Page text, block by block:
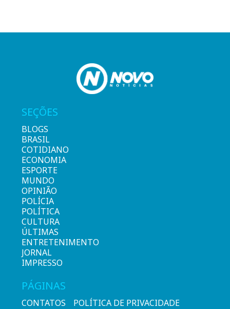
SEÇÕES
BLOGS
BRASIL
COTIDIANO
ECONOMIA
ESPORTE
MUNDO
OPINIÃO
POLÍCIA
POLÍTICA
CULTURA
ÚLTIMAS
ENTRETENIMENTO
JORNAL
IMPRESSO
PÁGINAS
CONTATOS POLÍTICA DE PRIVACIDADE